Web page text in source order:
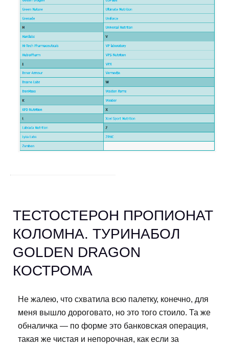
ТЕСТОСТЕРОН ПРОПИОНАТ
КОЛОМНА. ТУРИНАБОЛ
GOLDEN DRAGON
КОСТРОМА
Не жалею, что схватила всю палетку, конечно, для
меня вышло дороговато, но это того стоило. Та же
обналичка — по форме это банковская операция,
такая же чистая и непорочная, как если за